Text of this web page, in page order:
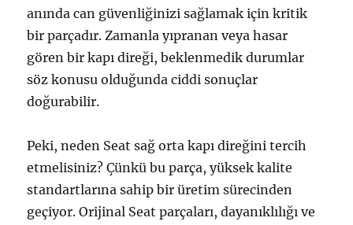
anında can güvenliğinizi sağlamak için kritik
bir parçadır. Zamanla yıpranan veya hasar
gören bir kapı direği, beklenmedik durumlar
söz konusu olduğunda ciddi sonuçlar
doğurabilir.
Peki, neden Seat sağ orta kapı direğini tercih
etmelisiniz? Çünkü bu parça, yüksek kalite
standartlarına sahip bir üretim sürecinden
geçiyor. Orijinal Seat parçaları, dayanıklılığı ve